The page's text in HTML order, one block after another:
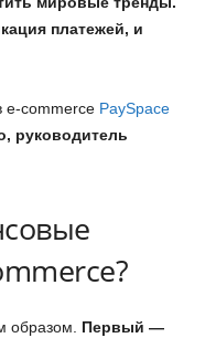
платежей, и
е-commerce PaySpace
руководитель
образом. Первый —